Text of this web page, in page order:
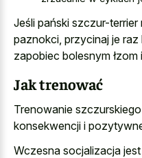
Jeśli pański szczur-
paznokci, przycinaj je
zapobiec bolesnym łzom
Jak trenować
Trenowanie
konsekwencji i
Wczesna socjalizacja